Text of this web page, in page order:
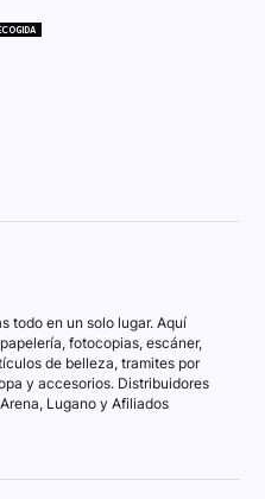
todo en un solo lugar. Aquí
fotocopias, escáner,
de belleza, tramites por
y accesorios. Distribuidores
Lugano y Afiliados